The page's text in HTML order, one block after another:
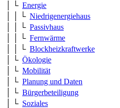
│ └ Energie
│ │ └ Niedrigenergiehaus
│ │ └ Passivhaus
│ │ └ Fernwärme
│ │ └ Blockheizkraftwerke
│ └ Ökologie
│ └ Mobilität
│ └ Planung und Daten
│ └ Bürgerbeteiligung
│ └ Soziales